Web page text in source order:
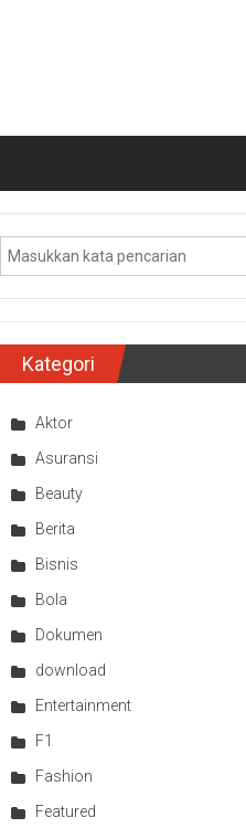
Kategori
Aktor
Asuransi
Beauty
Berita
Bisnis
Bola
Dokumen
download
Entertainment
F1
Fashion
Featured